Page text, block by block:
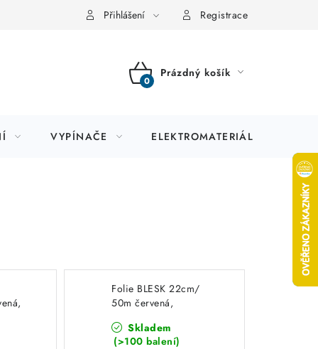
Přihlášení Registrace
NÁKUPNÍ
Prázdný košík
VYPÍNAČE ELEKTROMATERIÁL
Folie BLESK 22cm/
50m červená,
bleskem 611MT
Skladem
(>100 balení)